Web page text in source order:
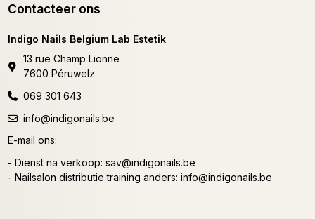
Contacteer ons
Indigo Nails Belgium Lab Estetik
13 rue Champ Lionne
7600 Péruwelz
069 301 643
info@indigonails.be
E-mail ons:
- Dienst na verkoop: sav@indigonails.be
- Nailsalon distributie training anders: info@indigonails.be